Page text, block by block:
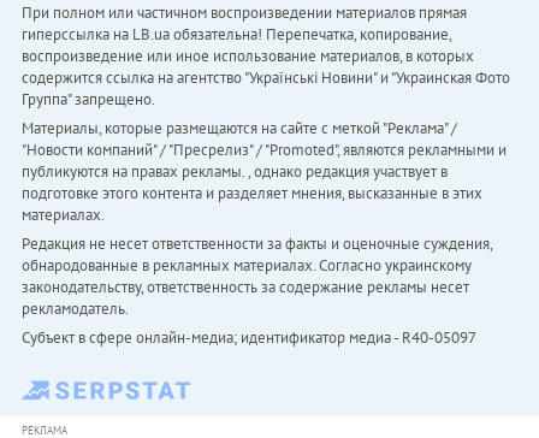
При полном или частичном воспроизведении материалов прямая
гиперссылка на LB.ua обязательна! Перепечатка, копирование,
воспроизведение или иное использование материалов, в которых
содержится ссылка на агентство "Українськi Новини" и "Украинская Фото
Группа" запрещено.
Материалы, которые размещаются на сайте с меткой "Реклама" /
"Новости компаний" / "Пресрелиз" / "Promoted", являются рекламными и
публикуются на правах рекламы. , однако редакция участвует в
подготовке этого контента и разделяет мнения, высказанные в этих
материалах.
Редакция не несет ответственности за факты и оценочные суждения,
обнародованные в рекламных материалах. Согласно украинскому
законодательству, ответственность за содержание рекламы несет
рекламодатель.
Субъект в сфере онлайн-медиа; идентификатор медиа - R40-05097
РЕКЛАМА